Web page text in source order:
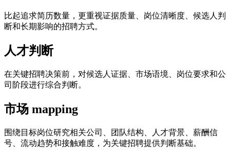
比起追求简历数量，更重视证据质量、岗位清晰度、候选人判
断和长期影响的招聘方式。
人才判断
在关键招聘决策前，对候选人证据、市场语境、岗位要求和公
司阶段进行综合判断。
市场 mapping
围绕目标岗位研究相关公司、团队结构、人才背景、薪酬信
号、流动趋势和接触难度，为关键招聘提供判断基础。